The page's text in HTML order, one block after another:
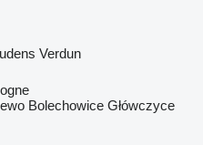
Verdun
Bolechowice Główczyce